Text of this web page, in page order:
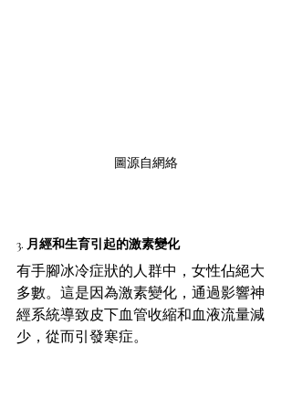
圖源自網絡
3. 月經和生育引起的激素變化
有手腳冰冷症狀的人群中，女性佔絕大
多數。這是因為激素變化，通過影響神
經系統導致皮下血管收縮和血液流量減
少，從而引發寒症。